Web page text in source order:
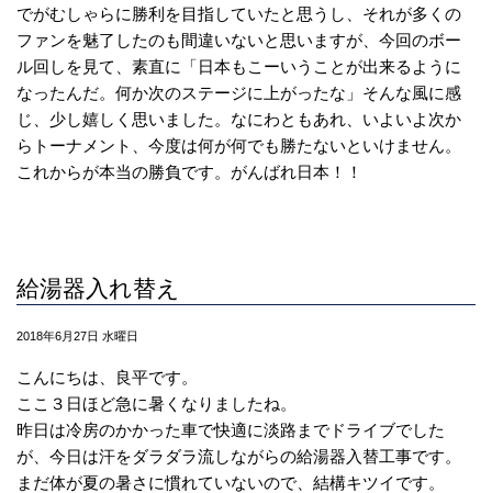
でがむしゃらに勝利を目指していたと思うし、それが多くの
ファンを魅了したのも間違いないと思いますが、今回のボー
ル回しを見て、素直に「日本もこーいうことが出来るように
なったんだ。何か次のステージに上がったな」そんな風に感
じ、少し嬉しく思いました。なにわともあれ、いよいよ次か
らトーナメント、今度は何が何でも勝たないといけません。
これからが本当の勝負です。がんばれ日本！！
給湯器入れ替え
2018年6月27日 水曜日
こんにちは、良平です。
ここ３日ほど急に暑くなりましたね。
昨日は冷房のかかった車で快適に淡路までドライブでした
が、今日は汗をダラダラ流しながらの給湯器入替工事です。
まだ体が夏の暑さに慣れていないので、結構キツイです。